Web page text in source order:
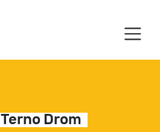
Terno Drom